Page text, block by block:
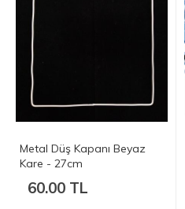
Metal Düş Kapanı Beyaz
Kare - 27cm
60.00 TL